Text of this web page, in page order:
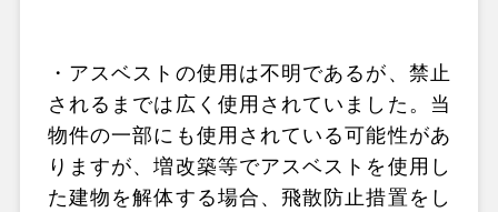
・アスベストの使用は不明であるが、禁止
されるまでは広く使用されていました。当
物件の一部にも使用されている可能性があ
りますが、増改築等でアスベストを使用し
た建物を解体する場合、飛散防止措置をし